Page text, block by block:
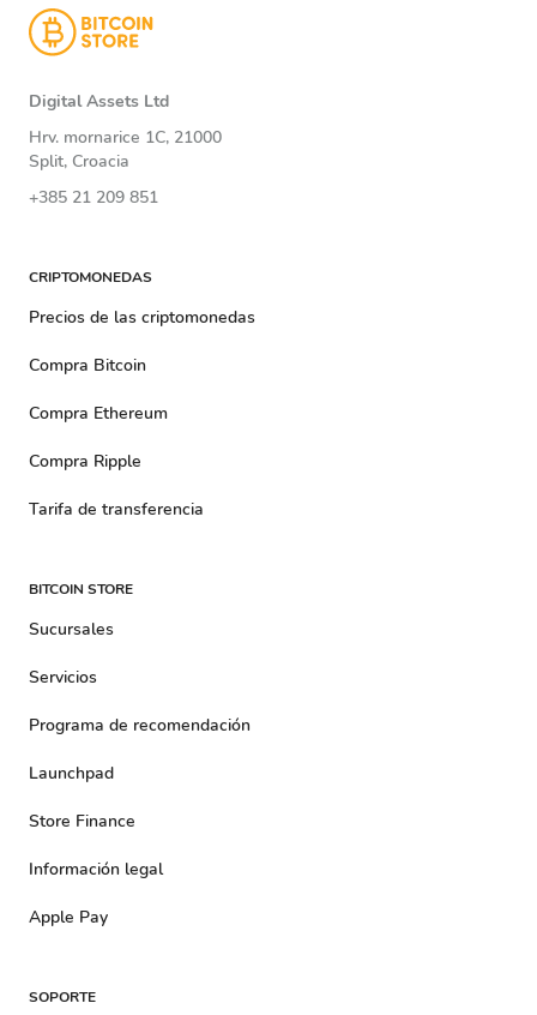
Digital Assets Ltd
Hrv. mornarice 1C, 21000
Split, Croacia
+385 21 209 851
CRIPTOMONEDAS
Precios de las criptomonedas
Compra Bitcoin
Compra Ethereum
Compra Ripple
Tarifa de transferencia
BITCOIN STORE
Sucursales
Servicios
Programa de recomendación
Launchpad
Store Finance
Información legal
Apple Pay
SOPORTE